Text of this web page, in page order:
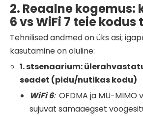
2. Reaalne kogemus:
6 vs WiFi 7 teie
Tehnilised andmed on üks asi;
kasutamine on oluline:
1. stsenaarium:
seadet (pidu/nutikas kodu)
WiFi6: OFDMA ja MU-MIMO
sujuvat samaaegset